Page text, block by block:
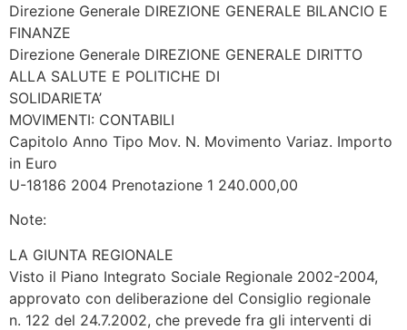
Direzione Generale DIREZIONE GENERALE BILANCIO E
FINANZE
Direzione Generale DIREZIONE GENERALE DIRITTO
ALLA SALUTE E POLITICHE DI
SOLIDARIETA’
MOVIMENTI: CONTABILI
Capitolo Anno Tipo Mov. N. Movimento Variaz. Importo
in Euro
U-18186 2004 Prenotazione 1 240.000,00
Note:
LA GIUNTA REGIONALE
Visto il Piano Integrato Sociale Regionale 2002-2004,
approvato con deliberazione del Consiglio regionale
n. 122 del 24.7.2002, che prevede fra gli interventi di